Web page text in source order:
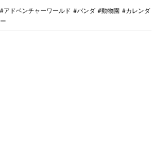
アドベンチャーワールド
パンダ 動物園
カレンダ
ー